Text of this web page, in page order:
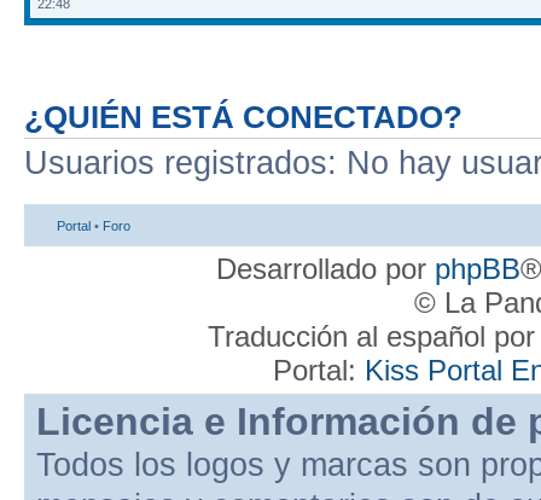
22:48
¿QUIÉN ESTÁ CONECTADO?
Usuarios registrados: No hay
Portal • Foro
Desarrollado por phpBB
© La
Traducción al español
Portal: Kiss Portal
Licencia e Información de
Todos los logos y marcas son